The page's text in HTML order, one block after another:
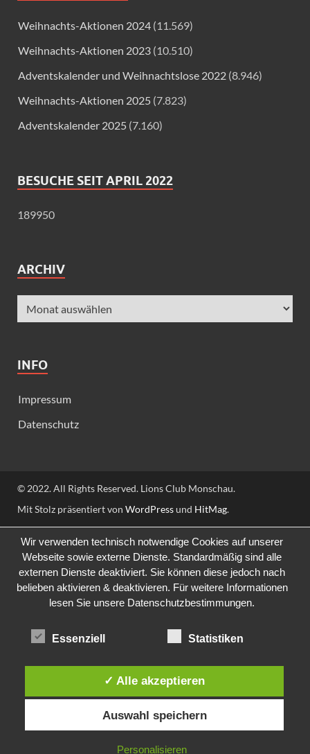
Weihnachts-Aktionen 2024 (11.569)
Weihnachts-Aktionen 2023 (10.510)
Adventskalender und Weihnachtslose 2022 (8.946)
Weihnachts-Aktionen 2025 (7.823)
Adventskalender 2025 (7.160)
BESUCHE SEIT APRIL 2022
189950
ARCHIV
INFO
Impressum
Datenschutz
© 2022. All Rights Reserved. Lions Club Monschau.
Mit Stolz präsentiert von WordPressund HitMag.
Wir verwenden technisch notwendige Cookies auf unserer
Webseite sowie externe Dienste. Standardmäßig sind alle
externen Dienste deaktiviert. Sie können diese jedoch nach
belieben aktivieren & deaktivieren. Für weitere Informationen
lesen Sie unsere Datenschutzbestimmungen.
Essenziell Statistiken
✓ Alle akzeptieren
Auswahl speichern
Personalisieren